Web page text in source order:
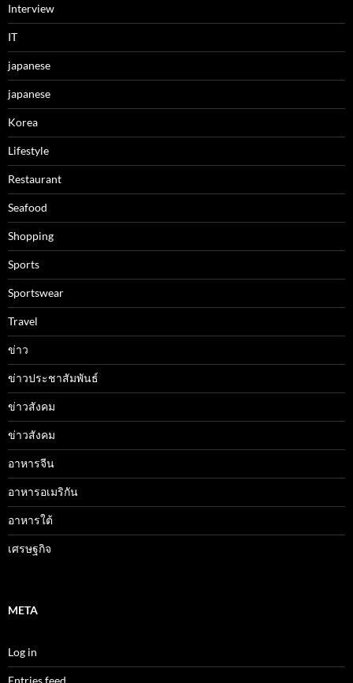
Interview
IT
japanese
japanese
Korea
Lifestyle
Restaurant
Seafood
Shopping
Sports
Sportswear
Travel
ข่าว
ข่าวประชาสัมพันธ์
ข่าวสังคม
ข่าวสังคม
อาหารจีน
อาหารอเมริกัน
อาหารใต้
เศรษฐกิจ
META
Log in
Entries feed